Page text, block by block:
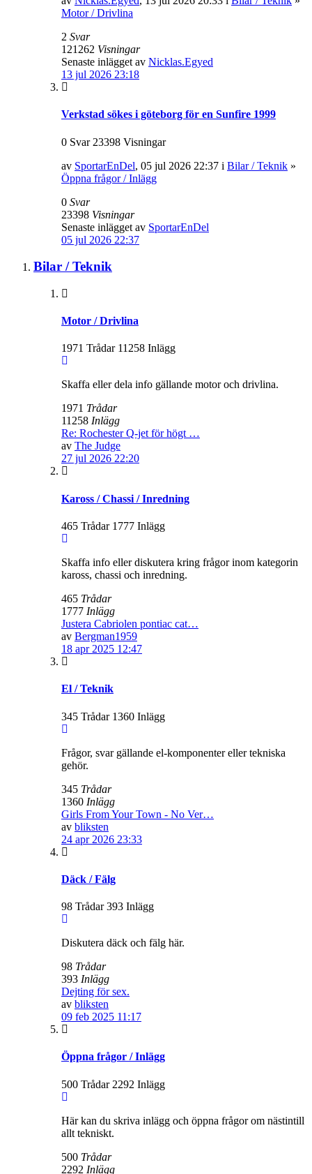
Motor / Drivlina
2 Svar
121262 Visningar
Senaste inlägget av Nicklas.Egyed
13 jul 2026 23:18
Verkstad sökes i göteborg för en Sunfire 1999
0 Svar 23398 Visningar
av SportarEnDel, 05 jul 2026 22:37 i Bilar / Teknik »
Öppna frågor / Inlägg
0 Svar
23398 Visningar
Senaste inlägget av SportarEnDel
05 jul 2026 22:37
Bilar / Teknik
Motor / Drivlina
1971 Trådar 11258 Inlägg
Skaffa eller dela info gällande motor och drivlina.
1971 Trådar
11258 Inlägg
Re: Rochester Q-jet för högt …
av The Judge
27 jul 2026 22:20
Kaross / Chassi / Inredning
465 Trådar 1777 Inlägg
Skaffa info eller diskutera kring frågor inom kategorin
kaross, chassi och inredning.
465 Trådar
1777 Inlägg
Justera Cabriolen pontiac cat…
av Bergman1959
18 apr 2025 12:47
El / Teknik
345 Trådar 1360 Inlägg
Frågor, svar gällande el-komponenter eller tekniska
gehör.
345 Trådar
1360 Inlägg
Girls From Your Town - No Ver…
av bliksten
24 apr 2026 23:33
Däck / Fälg
98 Trådar 393 Inlägg
Diskutera däck och fälg här.
98 Trådar
393 Inlägg
Dejting för sex.
av bliksten
09 feb 2025 11:17
Öppna frågor / Inlägg
500 Trådar 2292 Inlägg
Här kan du skriva inlägg och öppna frågor om nästintill
allt tekniskt.
500 Trådar
2292 Inlägg